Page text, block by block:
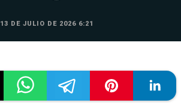
13 DE JULIO DE 2026 6:21